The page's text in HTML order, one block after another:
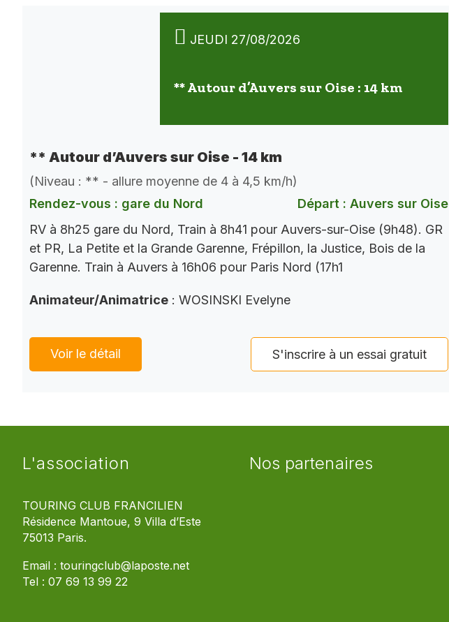
JEUDI 27/08/2026
** Autour d’Auvers sur Oise : 14 km
** Autour d’Auvers sur Oise - 14 km
(Niveau : ** - allure moyenne de 4 à 4,5 km/h)
Rendez-vous : gare du Nord
Départ : Auvers sur Oise
RV à 8h25 gare du Nord, Train à 8h41 pour Auvers-sur-Oise (9h48). GR
et PR, La Petite et la Grande Garenne, Frépillon, la Justice, Bois de la
Garenne. Train à Auvers à 16h06 pour Paris Nord (17h1
Animateur/Animatrice : WOSINSKI Evelyne
Voir le détail S'inscrire à un essai gratuit
L'association
TOURING CLUB FRANCILIEN
Résidence Mantoue, 9 Villa d’Este
75013 Paris.
Email : touringclub@laposte.net
Tel : 07 69 13 99 22
Nos partenaires